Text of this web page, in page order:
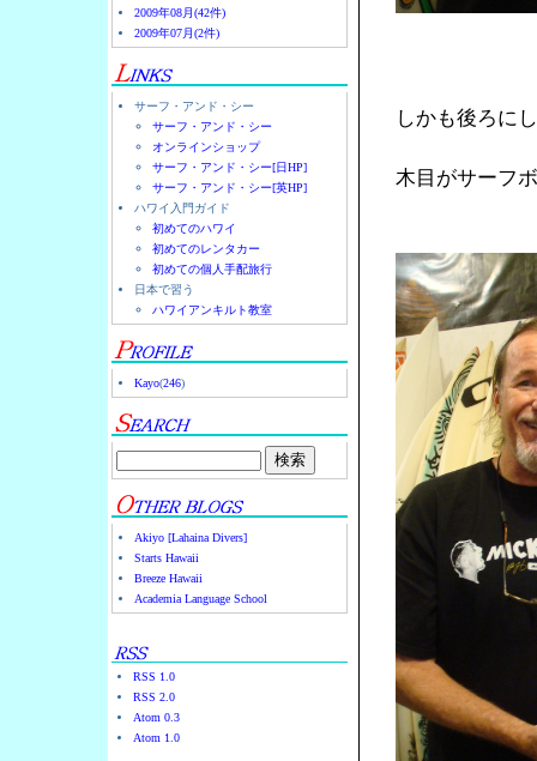
2009年08月(42件)
2009年07月(2件)
サーフ・アンド・シー
サーフ・アンド・シー
オンラインショップ
サーフ・アンド・シー[日HP]
サーフ・アンド・シー[英HP]
ハワイ入門ガイド
初めてのハワイ
初めてのレンタカー
初めての個人手配旅行
日本で習う
ハワイアンキルト教室
Kayo(246)
Akiyo [Lahaina Divers]
Starts Hawaii
Breeze Hawaii
Academia Language School
RSS 1.0
RSS 2.0
Atom 0.3
Atom 1.0
しかも後ろに
木目がサーフ